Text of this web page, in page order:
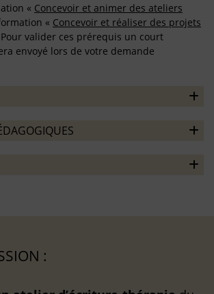
« Concevoir et animer des ateliers
« Concevoir et réaliser des projets
valider ces prérequis un court
envoyé lors de votre demande
: